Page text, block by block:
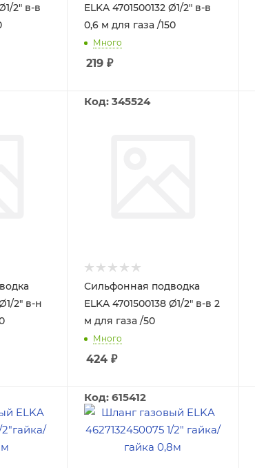
2" в-в
ELKA 4701500132 Ø1/2" в-в
0,6 м для газа /150
Много
219 ₽
2" в-н
Код: 345524
Сильфонная подводка
ELKA 4701500138 Ø1/2" в-в 2
м для газа /50
Много
424 ₽
Код: 615412